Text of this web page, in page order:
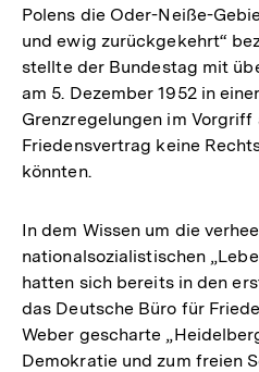
Polens die Oder-Neiße-
und ewig zurückgekehrt“
stellte der Bundestag mit
am 5. Dezember 1952 in
Grenzregelungen im
Friedensvertrag keine
könnten.
In dem Wissen um die
nationalsozialistischen
hatten sich bereits in den
das Deutsche Büro für
Weber gescharte
Demokratie und zum freien